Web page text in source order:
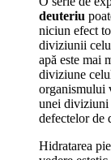
deuteriu
niciun efect
diviziunii
apă este mai
diviziune
organismului
unei diviziuni
defectelor de
Hidratarea